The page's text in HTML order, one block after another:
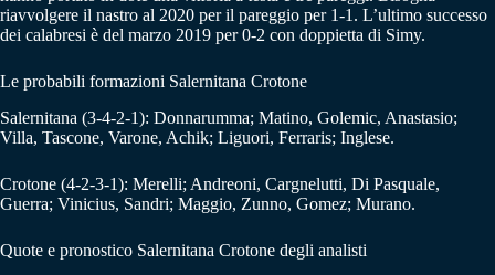
riavvolgere il nastro al 2020 per il pareggio per 1-1. L’ultimo successo
dei calabresi è del marzo 2019 per 0-2 con doppietta di Simy.
Le probabili formazioni Salernitana Crotone
Salernitana (3-4-2-1): Donnarumma; Matino, Golemic, Anastasio;
Villa, Tascone, Varone, Achik; Liguori, Ferraris; Inglese.
Crotone (4-2-3-1): Merelli; Andreoni, Cargnelutti, Di Pasquale,
Guerra; Vinicius, Sandri; Maggio, Zunno, Gomez; Murano.
Quote e pronostico Salernitana Crotone degli analisti